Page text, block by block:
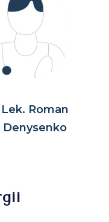
Lek. Roman
Denysenko